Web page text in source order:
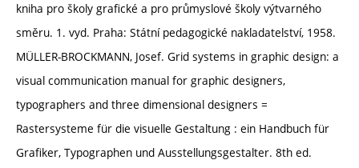
kniha pro školy grafické a pro průmyslové školy výtvarného
směru. 1. vyd. Praha: Státní pedagogické nakladatelství, 1958.
MÜLLER-BROCKMANN, Josef. Grid systems in graphic design: a
visual communication manual for graphic designers,
typographers and three dimensional designers =
Rastersysteme für die visuelle Gestaltung : ein Handbuch für
Grafiker, Typographen und Ausstellungsgestalter. 8th ed.